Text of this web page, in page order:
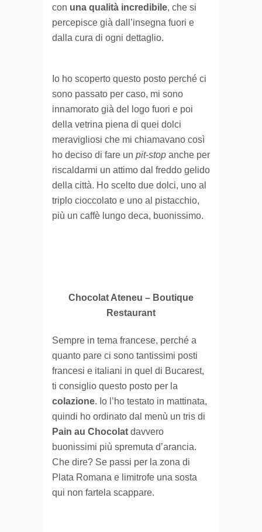
con una qualità incredibile, che si
percepisce già dall’insegna fuori e
dalla cura di ogni dettaglio.
Io ho scoperto questo posto perché ci
sono passato per caso, mi sono
innamorato già del logo fuori e poi
della vetrina piena di quei dolci
meravigliosi che mi chiamavano così
ho deciso di fare un pit-stop anche per
riscaldarmi un attimo dal freddo gelido
della città. Ho scelto due dolci, uno al
triplo cioccolato e uno al pistacchio,
più un caffè lungo deca, buonissimo.
Chocolat Ateneu – Boutique
Restaurant
Sempre in tema francese, perché a
quanto pare ci sono tantissimi posti
francesi e italiani in quel di Bucarest,
ti consiglio questo posto per la
colazione. Io l’ho testato in mattinata,
quindi ho ordinato dal menù un tris di
Pain au Chocolat davvero
buonissimi più spremuta d’arancia.
Che dire? Se passi per la zona di
Plata Romana e limitrofe una sosta
qui non fartela scappare.